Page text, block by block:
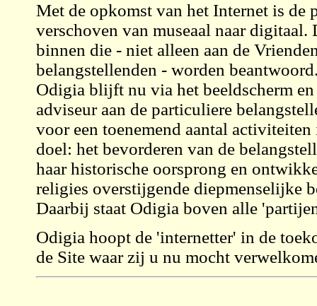
Met de opkomst van het Internet is de
verschoven van museaal naar
binnen die - niet alleen aan de
belangstellenden - worden
Odigia blijft nu via het beeldscherm
adviseur aan de particuliere
voor een toenemend aantal
doel: het bevorderen van de
haar historische oorsprong en
religies overstijgende diepmenselijke
Daarbij staat Odigia boven alle
Odigia hoopt de 'internetter' in de
de Site waar zij u nu mocht